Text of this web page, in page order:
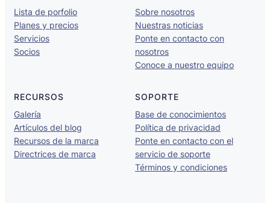
Lista de porfolio
Planes y precios
Servicios
Socios
Sobre nosotros
Nuestras noticias
Ponte en contacto con
nosotros
Conoce a nuestro equipo
RECURSOS
Galería
Artículos del blog
Recursos de la marca
Directrices de marca
SOPORTE
Base de conocimientos
Política de privacidad
Ponte en contacto con el
servicio de soporte
Términos y condiciones